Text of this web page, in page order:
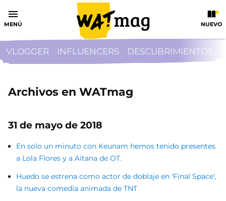
MENÚ NUEVO
VLOGGER INFLUENCERS DESCUBRIMIENTOS
Archivos en WATmag
31 de mayo de 2018
En solo un minuto con Keunam hemos tenido presentes
a Lola Flores y a Aitana de OT.
Huedo se estrena como actor de doblaje en 'Final Space',
la nueva comedia animada de TNT